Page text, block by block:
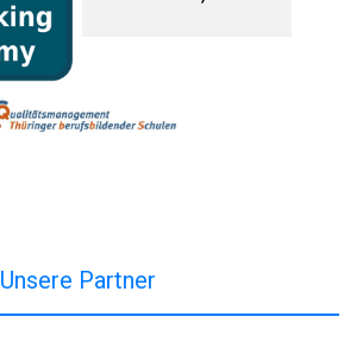
Unsere Partner